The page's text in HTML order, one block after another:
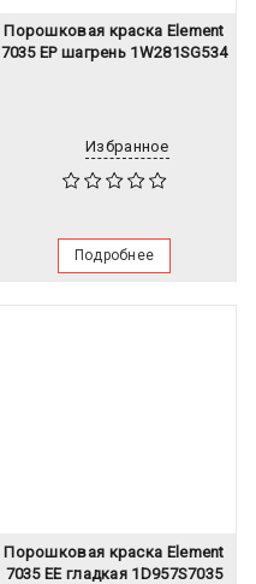
Порошковая краска Element
7035 EP шагрень 1W281SG534
Избранное
Подробнее
Порошковая краска Element
7035 EЕ гладкая 1D957S7035